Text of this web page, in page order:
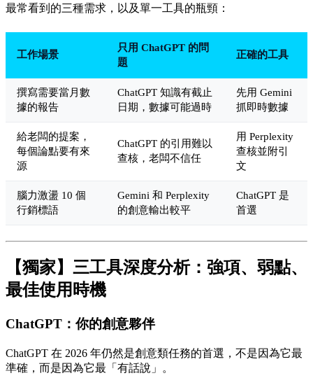
最常看到的三種需求，以及單一工具的瓶頸：
工作場景
只用 ChatGPT 的問
題
正確的工具
撰寫需要當月數
據的報告
ChatGPT 知識有截止
日期，數據可能過時
先用 Gemini
抓即時數據
給老闆的提案，
每個論點要有來
源
ChatGPT 的引用難以
查核，老闆不信任
用 Perplexity
查核並附引
文
腦力激盪 10 個
行銷標語
Gemini 和 Perplexity
的創意輸出較平
ChatGPT 是
首選
【獨家】三工具深度分析：強項、弱點、
最佳使用時機
ChatGPT：你的創意夥伴
ChatGPT 在 2026 年仍然是創意類任務的首選，不是因為它最
準確，而是因為它最「有話說」。